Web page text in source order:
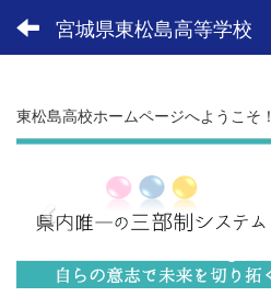
宮城県東松島高等学校
東松島高校ホームページへようこそ！
p
e